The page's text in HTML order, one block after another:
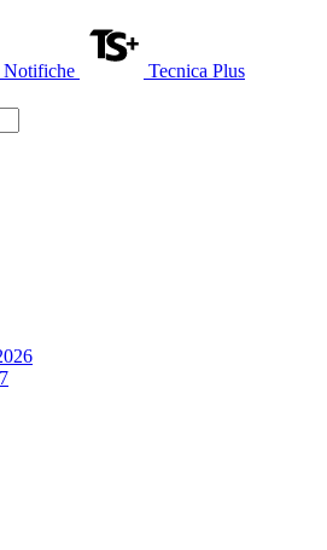
Notifiche Tecnica Plus